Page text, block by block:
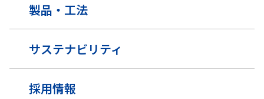
製品・工法
サステナビリティ
採用情報